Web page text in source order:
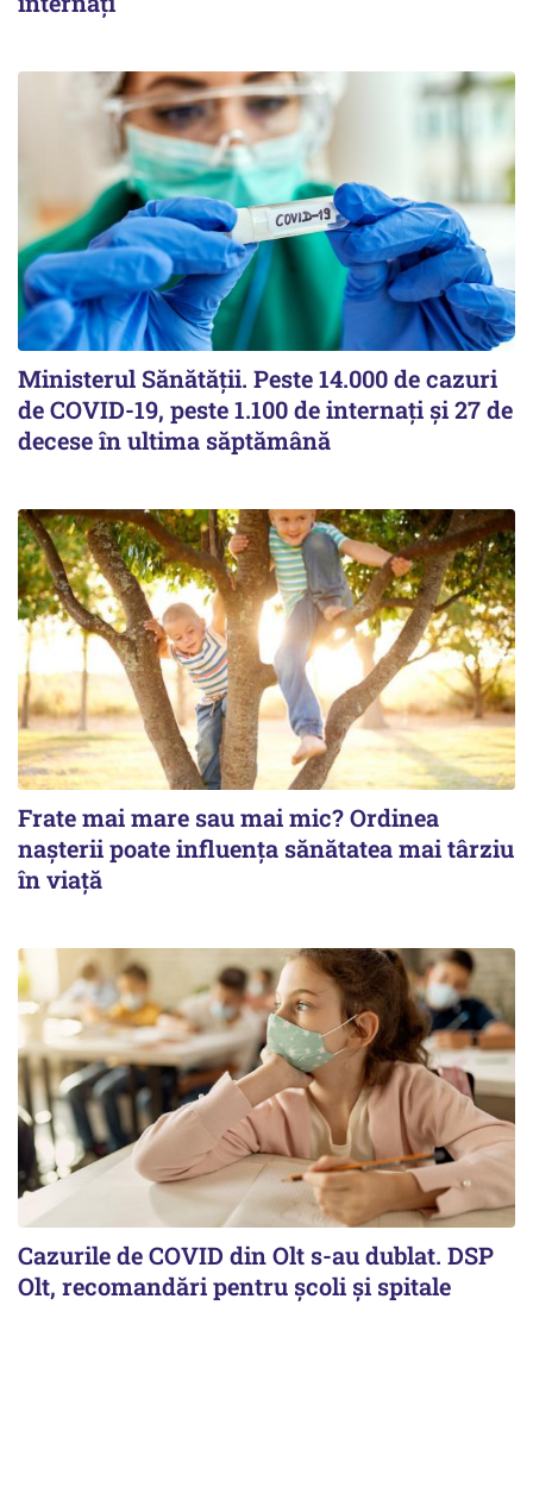
Ministerul Sănătății. Peste 14.000 de cazuri
de COVID-19, peste 1.100 de internați și 27 de
decese în ultima săptămână
Frate mai mare sau mai mic? Ordinea
nașterii poate influența sănătatea mai târziu
în viață
Cazurile de COVID din Olt s-au dublat. DSP
Olt, recomandări pentru școli și spitale